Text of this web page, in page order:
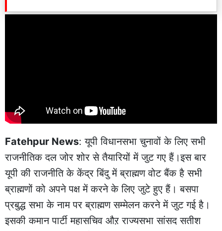
Fatehpur News: यूपी विधानसभा चुनावों के लिए सभी
राजनीतिक दल जोर शोर से तैयारियों में जुट गए हैं।इस बार
यूपी की राजनीति के केंद्र बिंदु में ब्राह्मण वोट बैंक है सभी
ब्राह्मणों को अपने पक्ष में करने के लिए जुटे हुए हैं। बसपा
प्रबुद्ध सभा के नाम पर ब्राह्मण सम्मेलन करने में जुट गई है।
इसकी कमान पार्टी महासचिव औऱ राज्यसभा सांसद सतीश